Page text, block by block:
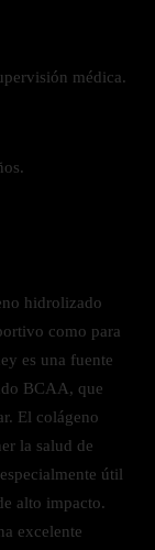
médica.
hidrolizado
como para
es una fuente
BCAA, que
El colágeno
la salud de
útil
alto impacto.
excelente